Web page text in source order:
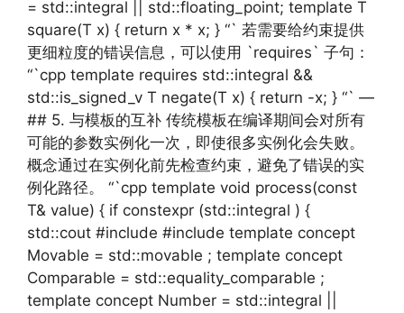
= std::integral || std::floating_point; template T
square(T x) { return x * x; } “` 若需要给约束提供
更细粒度的错误信息，可以使用 `requires` 子句：
“`cpp template requires std::integral &&
std::is_signed_v T negate(T x) { return -x; } “` —
## 5. 与模板的互补 传统模板在编译期间会对所有
可能的参数实例化一次，即使很多实例化会失败。
概念通过在实例化前先检查约束，避免了错误的实
例化路径。 “`cpp template void process(const
T& value) { if constexpr (std::integral ) {
std::cout #include #include template concept
Movable = std::movable ; template concept
Comparable = std::equality_comparable ;
template concept Number = std::integral ||